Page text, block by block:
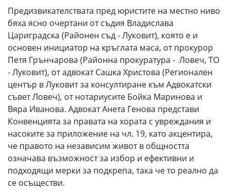
Предизвикателствата пред юристите на местно ниво
бяха ясно очертани от съдия Владислава
Цариградска (Районен съд - Луковит), която е и
основен инициатор на кръглата маса, от прокурор
Петя Грънчарова (Районна прокуратура - Ловеч, ТО
- Луковит), от адвокат Сашка Христова (Регионален
център в Луковит за консултиране към Адвокатски
съвет Ловеч), от нотариусите Бойка Маринова и
Вяра Иванова. Адвокат Анета Генова представи
Конвенцията за правата на хората с увреждания и
насоките за приложение на чл. 19, като акцентира,
че правото на независим живот в общността
означава възможност за избор и ефективни и
подходящи мерки за подкрепа, така че то реално да
се осъществи.